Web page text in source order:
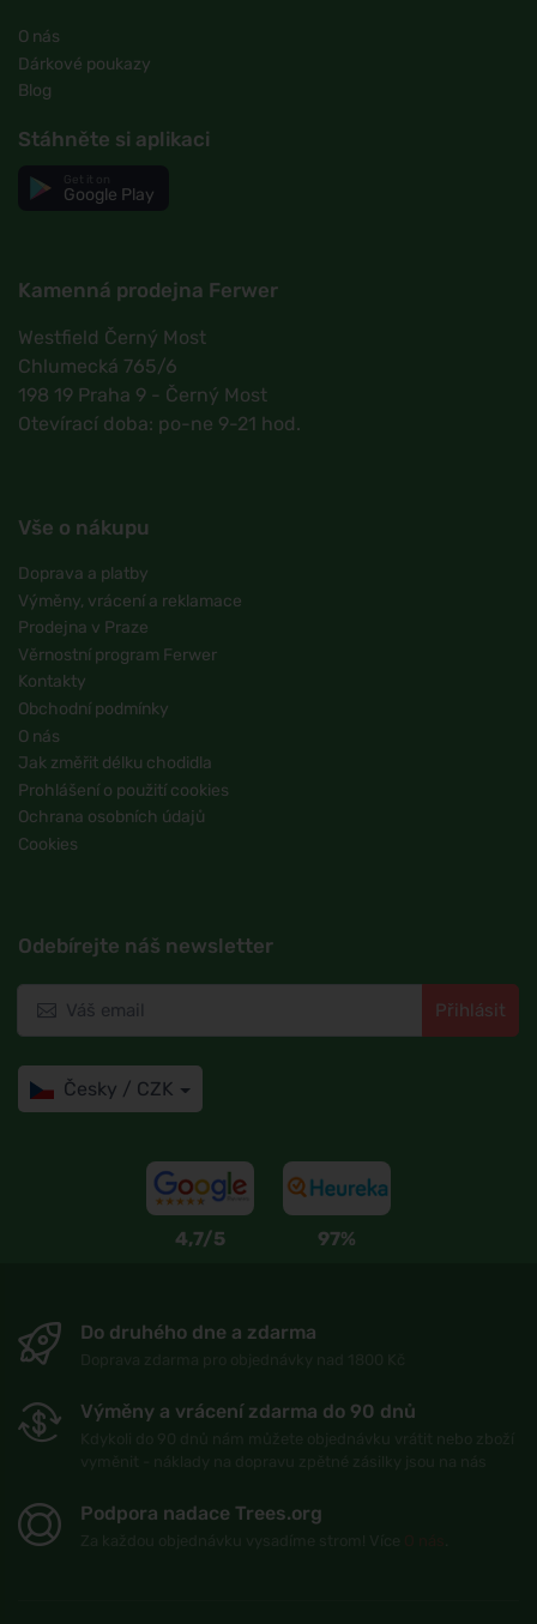
O nás
Dárkové poukazy
Blog
Stáhněte si aplikaci
Google Play
Kamenná prodejna Ferwer
Westfield Černý Most
Chlumecká 765/6
198 19 Praha 9 - Černý Most
Otevírací doba: po-ne 9-21 hod.
Vše o nákupu
Doprava a platby
Výměny, vrácení a reklamace
Prodejna v Praze
Věrnostní program Ferwer
Kontakty
Obchodní podmínky
O nás
Jak změřit délku chodidla
Prohlášení o použití cookies
Ochrana osobních údajů
Cookies
Odebírejte náš newsletter
Přihlásit
Česky / CZK
4,7/5 97%
Do druhého dne a zdarma
Výměny a vrácení zdarma do 90 dnů
Podpora nadace Trees.org